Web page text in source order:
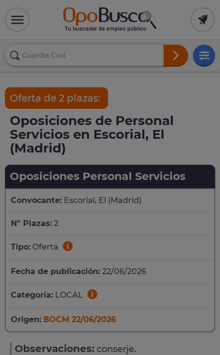
Oferta de 2 plazas:
Oposiciones de Personal
Servicios en Escorial, El
(Madrid)
Oposiciones Personal Servicios
Convocante: Escorial, El (Madrid)
Nº Plazas: 2
Tipo: Oferta
Fecha de publicación: 22/06/2026
Categoría: LOCAL
Origen: BOCM 22/06/2026
Observaciones: conserje.